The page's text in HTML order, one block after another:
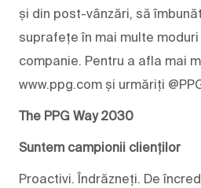
și din post-vânzări, să
suprafețe în mai multe
companie. Pentru a afla mai
www.ppg.com și urmăriți
The PPG Way 2030
Suntem campionii clienților
Proactivi. Îndrăzneți. De